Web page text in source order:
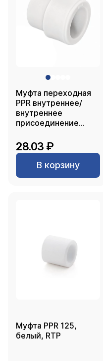
Муфта переходная
PPR внутреннее/
внутреннее
присоединение
28.03 ₽
В корзину
Муфта PPR 125,
белый, RTP